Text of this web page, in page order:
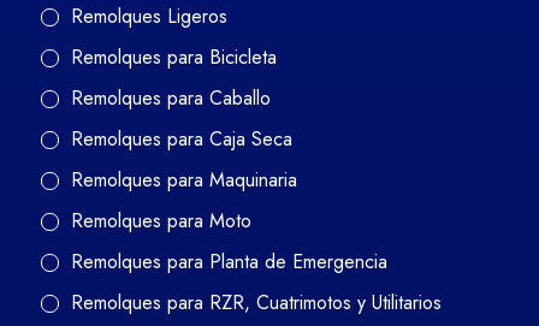
Remolques Ligeros
Remolques para Bicicleta
Remolques para Caballo
Remolques para Caja Seca
Remolques para Maquinaria
Remolques para Moto
Remolques para Planta de Emergencia
Remolques para RZR, Cuatrimotos y Utilitarios